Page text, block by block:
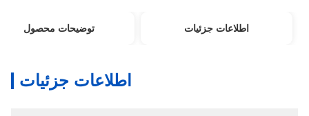
اطلاعات جزئیات توضیحات محصول
اطلاعات جزئیات